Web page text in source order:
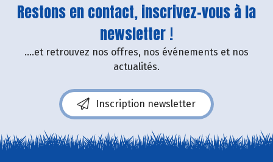
Restons en contact, inscrivez-vous à la
newsletter !
....et retrouvez nos offres, nos événements et nos
actualités.
Inscription newsletter